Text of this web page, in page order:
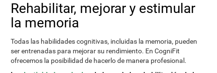
Rehabilitar, mejorar y estimular
la memoria
Todas las habilidades cognitivas, incluidas la memoria, pueden
ser entrenadas para mejorar su rendimiento. En CogniFit
ofrecemos la posibilidad de hacerlo de manera profesional.